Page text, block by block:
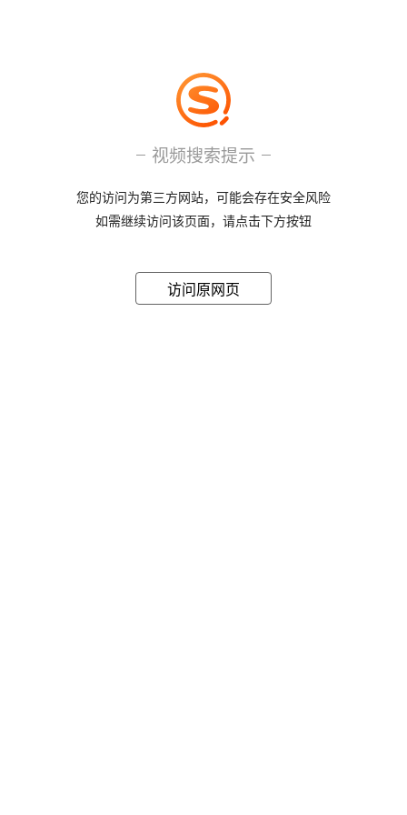
视频搜索提示
您的访问为第三方网站，可能会存在安全风险
如需继续访问该页面，请点击下方按钮
访问原网页